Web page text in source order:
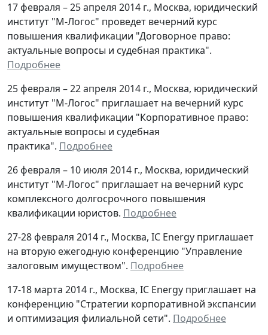
17 февраля – 25 апреля 2014 г., Москва, юридический
институт "М-Логос" проведет вечерний курс
повышения квалификации "Договорное право:
актуальные вопросы и судебная практика".
Подробнее
25 февраля – 22 апреля 2014 г., Москва, юридический
институт "М-Логос" приглашает на вечерний курс
повышения квалификации "Корпоративное право:
актуальные вопросы и судебная
практика". Подробнее
26 февраля – 10 июля 2014 г., Москва, юридический
институт "М-Логос" приглашает на вечерний курс
комплексного долгосрочного повышения
квалификации юристов. Подробнее
27-28 февраля 2014 г., Москва, IC Energy приглашает
на вторую ежегодную конференцию "Управление
залоговым имуществом". Подробнее
17-18 марта 2014 г., Москва, IC Energy приглашает на
конференцию "Стратегии корпоративной экспансии
и оптимизация филиальной сети". Подробнее